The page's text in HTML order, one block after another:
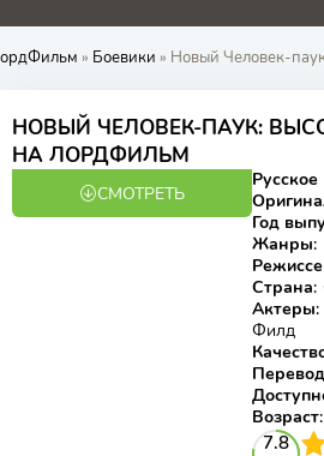
» Боевики » Новый Человек-
НОВЫЙ ЧЕЛОВЕК-ПАУК:
НА ЛОРДФИЛЬМ
6.73 6.6
СМОТРЕТЬ
Год
Жанры:
Страна:
Актеры:
Филд
Перевод
Возраст:
7.8
4 5